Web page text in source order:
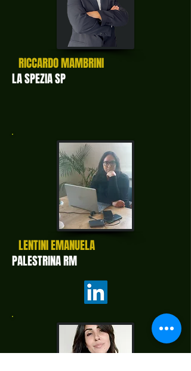
RICCARDO MAMBRINI
LA SPEZIA SP
LENTINI EMANUELA
PALESTRINA RM